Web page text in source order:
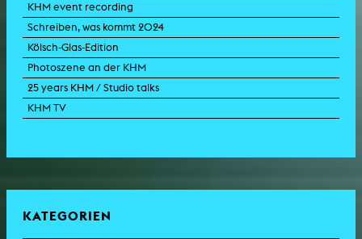
KHM event recording
Schreiben, was kommt 2024
Kölsch-Glas-Edition
Photoszene an der KHM
25 years KHM / Studio talks
KHM TV
KATEGORIEN